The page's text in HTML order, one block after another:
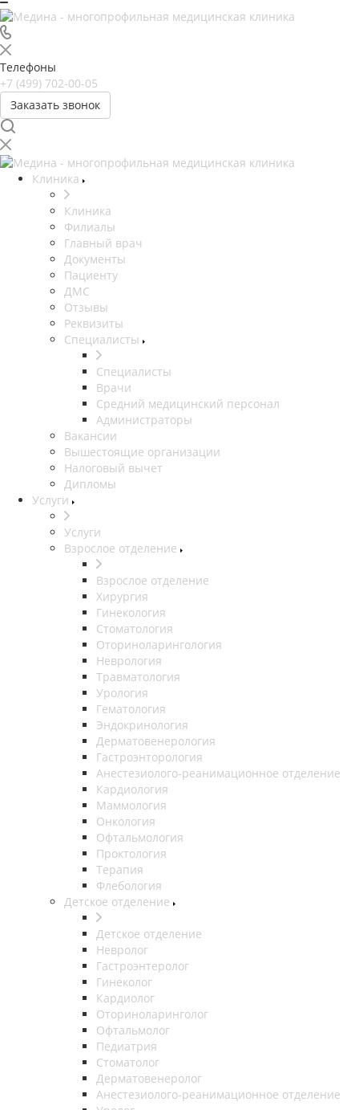
Телефоны
+7 (499) 702-00-05
Заказать звонок
Клиника
Клиника
Филиалы
Главный врач
Документы
Пациенту
ДМС
Отзывы
Реквизиты
Специалисты
Специалисты
Врачи
Средний медицинский персонал
Администраторы
Вакансии
Вышестоящие организации
Налоговый вычет
Дипломы
Услуги
Услуги
Взрослое отделение
Взрослое отделение
Хирургия
Гинекология
Стоматология
Оториноларингология
Неврология
Травматология
Урология
Гематология
Эндокринология
Дерматовенерология
Гастроэнторология
Анестезиолого-реанимационное отделение
Кардиология
Маммология
Онкология
Офтальмология
Проктология
Терапия
Флебология
Детское отделение
Детское отделение
Невролог
Гастроэнтеролог
Гинеколог
Кардиолог
Оториноларинголог
Офтальмолог
Педиатрия
Стоматолог
Дерматовенеролог
Анестезиолого-реанимационное отделение